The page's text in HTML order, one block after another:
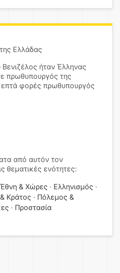
Ελλάδας
ήταν Έλληνας
πρωθυπουργός της
επτά φορές πρωθυπουργός
από αυτόν τον
θεματικές ενότητες:
Έθνη & Χώρες
Ελληνισμός
Κράτος
Πόλεμος &
Προστασία